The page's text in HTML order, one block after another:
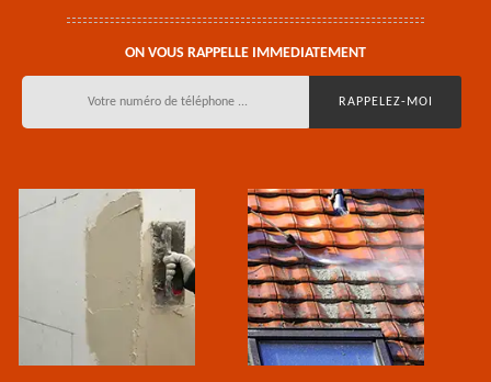
ON VOUS RAPPELLE IMMEDIATEMENT